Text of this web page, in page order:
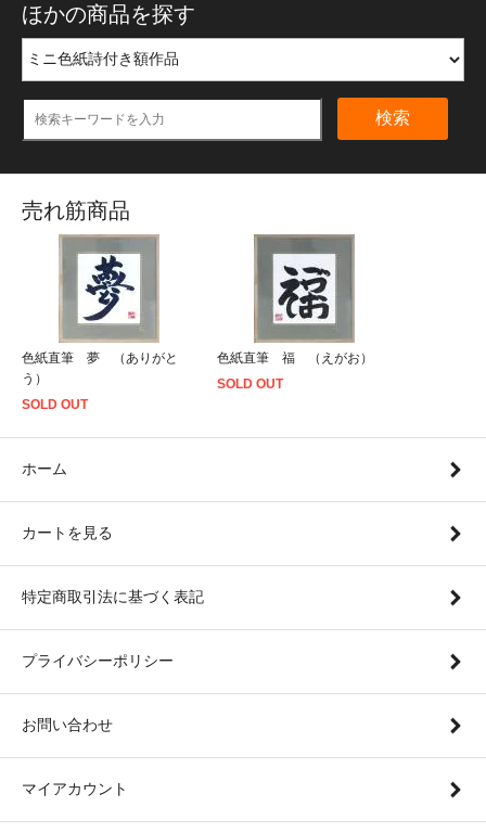
ほかの商品を探す
検索
売れ筋商品
色紙直筆 夢 （ありがと
う）
SOLD OUT
色紙直筆 福 （えがお）
SOLD OUT
ホーム
カートを見る
特定商取引法に基づく表記
プライバシーポリシー
お問い合わせ
マイアカウント